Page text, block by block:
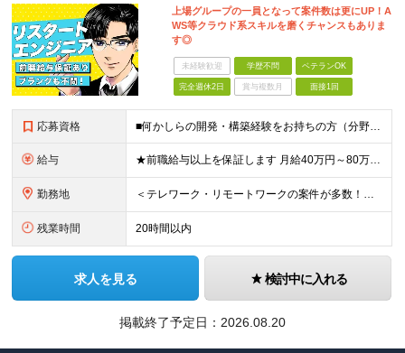
上場グループの一員となって案件数は更にUP！A
WS等クラウド系スキルを磨くチャンスもありま
す◎
未経験歓迎 学歴不問 ベテランOK
完全週休2日 賞与複数月 面接1回
応募資格 ■何かしらの開発・構築経験をお持ちの方（分野・言語は問いません） ※経験半年以上あればOK。微経験者も歓迎します！ ■学歴不問 ■40代～50代のエンジニアも活躍中 ☆「頑張りたい」という意欲がおあ
給与 ★前職給与以上を保証します 月給40万円～80万円＋各種手当(家族・住宅購入・資格・特別) ※経験・能力などを考慮の上、優遇いたします ※上記金額には30時間分のみなし残業代(5万4054円～10万
勤務地 ＜テレワーク・リモートワークの案件が多数！＞ 東京都・神奈川県・千葉県・埼玉県など、 首都圏近郊のプロジェクト先へ配属します。 【東京オフィス】★市ヶ谷駅から徒歩1分 東京都千代田区九段北4-1-9
残業時間 20時間以内
求人を見る 検討中に入れる
掲載終了予定日： 2026.08.20